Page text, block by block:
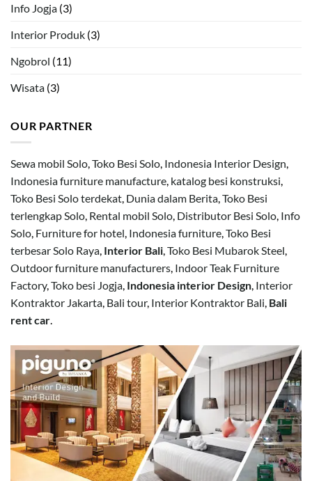
Info Jogja (3)
Interior Produk (3)
Ngobrol (11)
Wisata (3)
OUR PARTNER
Sewa mobil Solo,Toko Besi Solo, Indonesia Interior Design,
Indonesia furniture manufacture, katalog besi konstruksi,
Toko Besi Solo terdekat, Dunia dalam Berita,Toko Besi
terlengkap Solo, Rental mobil Solo, Distributor Besi Solo, Info
Solo, Furniture for hotel, Indonesia furniture,Toko Besi
terbesar Solo Raya, Interior Bali,Toko Besi Mubarok Steel,
Outdoor furniture manufacturers, Indoor Teak Furniture
Factory,Toko besi Jogja, Indonesia interior Design, Interior
Kontraktor Jakarta, Bali tour, Interior Kontraktor Bali, Bali
rent car.